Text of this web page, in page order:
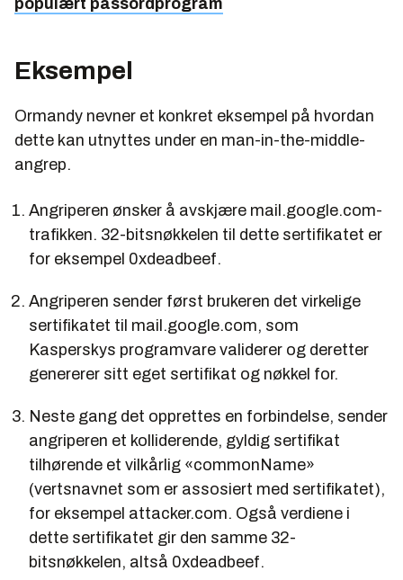
Eksempel
Ormandy nevner et konkret eksempel på hvordan
dette kan utnyttes under en man-in-the-middle-
angrep.
Angriperen ønsker å avskjære mail.google.com-
trafikken. 32-bitsnøkkelen til dette sertifikatet er
for eksempel 0xdeadbeef.
Angriperen sender først brukeren det virkelige
sertifikatet til mail.google.com, som
Kasperskys programvare validerer og deretter
genererer sitt eget sertifikat og nøkkel for.
Neste gang det opprettes en forbindelse, sender
angriperen et kolliderende, gyldig sertifikat
tilhørende et vilkårlig «commonName»
(vertsnavnet som er assosiert med sertifikatet),
for eksempel attacker.com. Også verdiene i
dette sertifikatet gir den samme 32-
bitsnøkkelen, altså 0xdeadbeef.